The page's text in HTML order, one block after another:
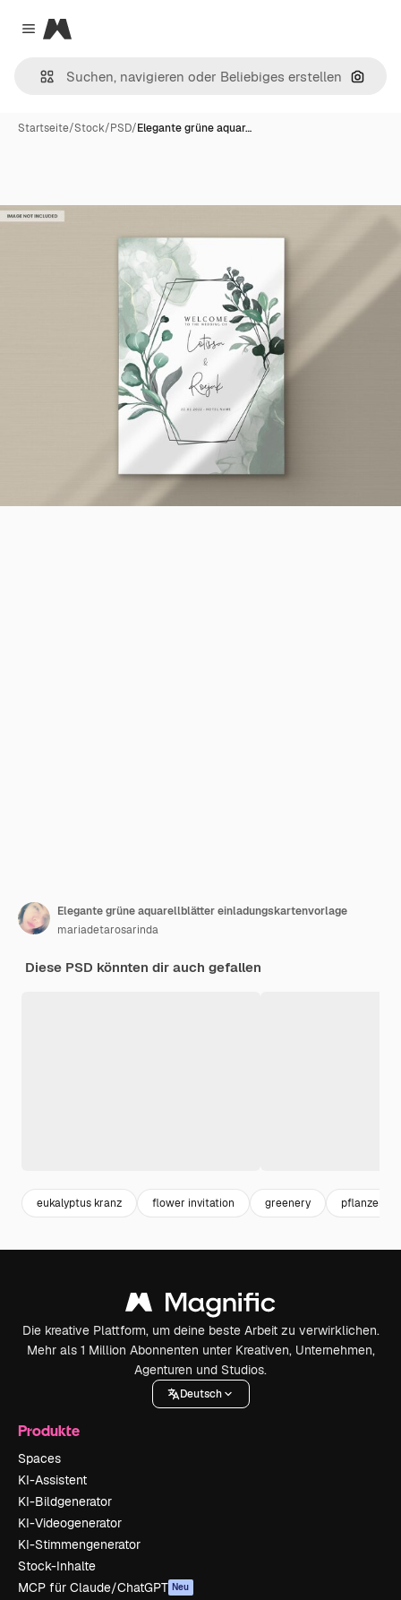
Close menu
Magnific
Nach
Startseite/Stock/PSD/Elegante grüne aquar…
Elegante grüne aquarellblätter einladungskartenvorlage
mariadetarosarinda
Diese PSD könnten dir auch gefallen
eukalyptus kranz flower invitation greenery pflanzen
Die kreative Plattform, um deine beste Arbeit zu verwirklichen.
Mehr als 1 Million Abonnenten unter Kreativen, Unternehmen,
Agenturen und Studios.
Deutsch
Produkte
Spaces
KI-Assistent
KI-Bildgenerator
KI-Videogenerator
KI-Stimmengenerator
Stock-Inhalte
MCP für Claude/ChatGPT Neu